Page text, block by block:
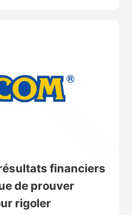
financiers
de prouver
rigoler